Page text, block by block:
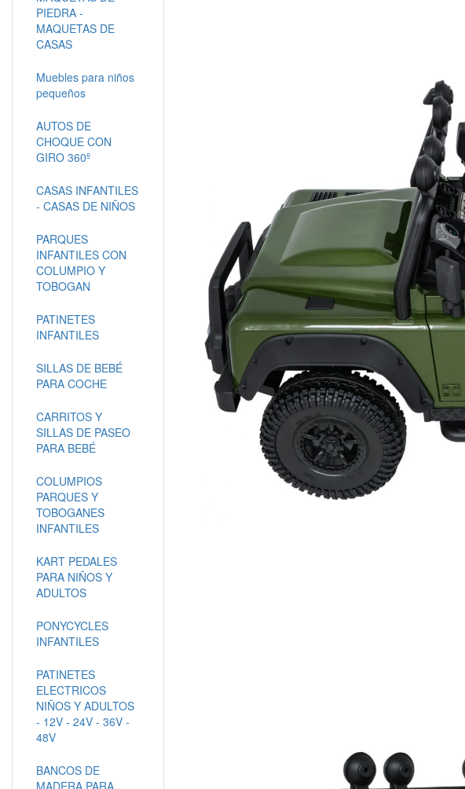
PIEDRA -
MAQUETAS DE
CASAS
Muebles para niños
pequeños
AUTOS DE
CHOQUE CON
GIRO 360º
CASAS INFANTILES
- CASAS DE NIÑOS
PARQUES
INFANTILES CON
COLUMPIO Y
TOBOGAN
PATINETES
INFANTILES
SILLAS DE BEBÉ
PARA COCHE
CARRITOS Y
SILLAS DE PASEO
PARA BEBÉ
COLUMPIOS
PARQUES Y
TOBOGANES
INFANTILES
KART PEDALES
PARA NIÑOS Y
ADULTOS
PONYCYCLES
INFANTILES
PATINETES
ELECTRICOS
NIÑOS Y ADULTOS
- 12V - 24V - 36V -
48V
BANCOS DE
MADERA PARA